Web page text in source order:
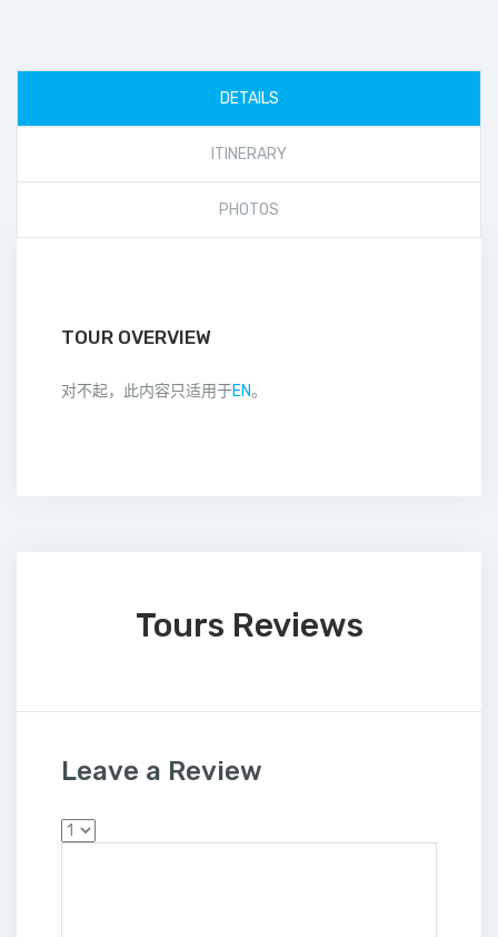
DETAILS
ITINERARY
PHOTOS
TOUR OVERVIEW
对不起，此内容只适用于EN。
Tours Reviews
Leave a Review